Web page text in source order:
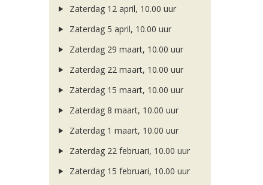
Zaterdag 12 april, 10.00 uur
Zaterdag 5 april, 10.00 uur
Zaterdag 29 maart, 10.00 uur
Zaterdag 22 maart, 10.00 uur
Zaterdag 15 maart, 10.00 uur
Zaterdag 8 maart, 10.00 uur
Zaterdag 1 maart, 10.00 uur
Zaterdag 22 februari, 10.00 uur
Zaterdag 15 februari, 10.00 uur